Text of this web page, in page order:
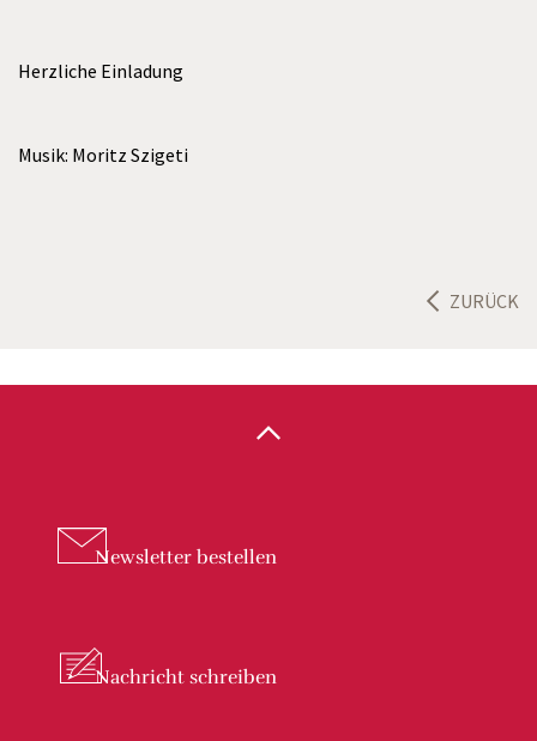
Herzliche Einladung
Musik: Moritz Szigeti
ZURÜCK
Newsletter bestellen
Nachricht schreiben